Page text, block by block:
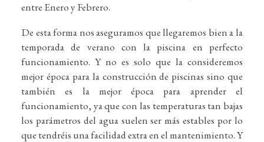
entre Enero y Febrero.
De esta forma nos aseguramos que llegaremos bien a la
temporada de verano con la piscina en perfecto
funcionamiento. Y no es solo que la consideremos
mejor época para la construcción de piscinas sino que
también es la mejor época para aprender el
funcionamiento, ya que con las temperaturas tan bajas
los parámetros del agua suelen ser más estables por lo
que tendréis una facilidad extra en el mantenimiento. Y